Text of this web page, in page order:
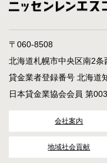
〒060-8508
北海道札幌市中央区南2条
貸金業者登録番号 北海道
日本貸金業協会会員 第
会社案内
地域社会貢献